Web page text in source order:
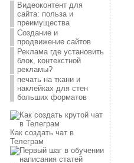
Видеоконтент для
сайта: польза и
преимущества
Создание и
продвижение сайтов
Реклама где установить
блок, контекстной
рекламы?
печать на ткани и
наклейках для стен
больших форматов
Как создать чат в
Телеграм